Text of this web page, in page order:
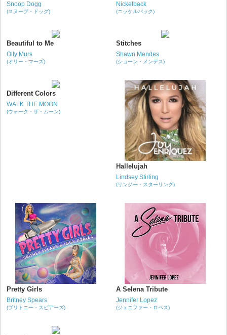
Snoop Dogg
(スヌープ・ドッグ)
Nickelback
(ニッケルバック)
Beautiful to Me
Olly Murs
(オリー・マーズ)
Stitches
Shawn Mendes
(ショーン・メンデス)
Different Colors
WALK THE MOON
(ウォーク・ザ・ムーン)
Hallelujah
Lindsey Stirling
(リンジー・スターリング)
Pretty Girls
Britney Spears
(ブリトニー・スピアーズ)
A Selena Tribute
Jennifer Lopez
(ジェニファー・ロペス)